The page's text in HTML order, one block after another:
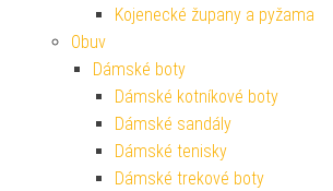
Kojenecké župany a pyžama
Obuv
Dámské boty
Dámské kotníkové boty
Dámské sandály
Dámské tenisky
Dámské trekové boty